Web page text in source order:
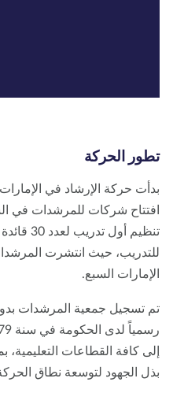
تطور الحركة
افتتاح شركات للمرشدات في
تنظيم أول تدريب
للتدريب، حيث انتشرت المرشدات
الإمارات السبع.
تم تسجيل جمعية المرشدات بدولة
إلى كافة القطاعات التعليمية،
بذل الجهود لتوسعة نطاق الحركة